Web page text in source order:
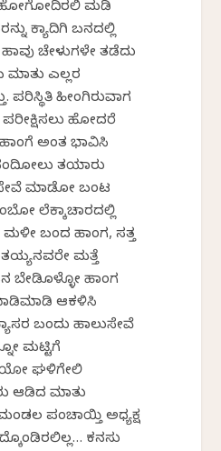
ಹೋಗೋದಿರಲಿ ಮಡಿ
ಕ್ಯಾದಿಗಿ ಬನದಲ್ಲಿ
ಚೇಳುಗಳೇ ತಡೆದು
ಎಲ್ಲರ
ಪರಿಸ್ಥಿತಿ ಹೀಂಗಿರುವಾಗ
ಪರೀಕ್ಷಿಸಲು ಹೋದರೆ
ಹಾಂಗೆ ಅಂತ ಭಾವಿಸಿ
ತಯಾರು
ಮಾಡೋ ಬಂಟ
ಲೆಕ್ಕಾಚಾರದಲ್ಲಿ
ಬಂದ ಹಾಂಗ, ಸತ್ತ
ಮತ್ತೆ
ಬೇಡಿಕೊಳ್ಳೋ ಹಾಂಗ
ಆಕಳಿಸಿ
ಬಂದು ಹಾಲುಸೇವೆ
ಮಟ್ಟಿಗೆ
ಘಳಿಗೇಲಿ
ಆಡಿದ ಮಾತು
ಮಂಡಲ ಪಂಚಾಯ್ತಿ ಅಧ್ಯಕ್ಷ
ಕನಸು